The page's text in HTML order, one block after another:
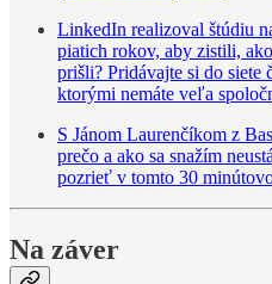
LinkedIn realizoval štúdiu
piatich rokov, aby zistili,
prišli? Pridávajte si do
ktorými nemáte veľa
S Jánom Laurenčíkom z
prečo a ako sa snažím
pozrieť v tomto 30
Na záver